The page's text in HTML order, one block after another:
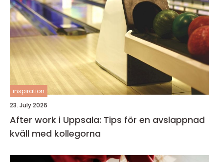
inspiration
23. July 2026
After work i Uppsala: Tips för en avslappnad
kväll med kollegorna